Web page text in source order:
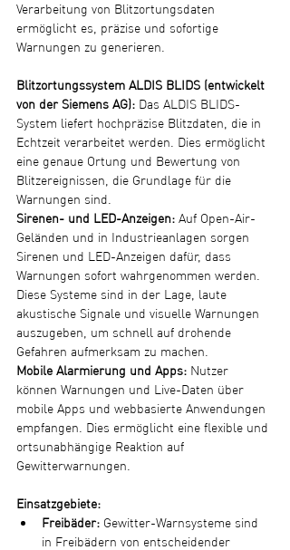
Verarbeitung von Blitzortungsdaten
ermöglicht es, präzise und sofortige
Warnungen zu generieren.
Blitzortungssystem ALDIS BLIDS (entwickelt
von der Siemens AG): Das ALDIS BLIDS-
System liefert hochpräzise Blitzdaten, die in
Echtzeit verarbeitet werden. Dies ermöglicht
eine genaue Ortung und Bewertung von
Blitzereignissen, die Grundlage für die
Warnungen sind.
Sirenen- und LED-Anzeigen: Auf Open-Air-
Geländen und in Industrieanlagen sorgen
Sirenen und LED-Anzeigen dafür, dass
Warnungen sofort wahrgenommen werden.
Diese Systeme sind in der Lage, laute
akustische Signale und visuelle Warnungen
auszugeben, um schnell auf drohende
Gefahren aufmerksam zu machen.
Mobile Alarmierung und Apps: Nutzer
können Warnungen und Live-Daten über
mobile Apps und webbasierte Anwendungen
empfangen. Dies ermöglicht eine flexible und
ortsunabhängige Reaktion auf
Gewitterwarnungen.
Einsatzgebiete:
Freibäder: Gewitter-Warnsysteme sind
in Freibädern von entscheidender